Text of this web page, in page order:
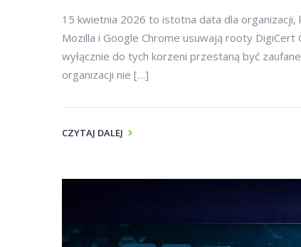
15 kwietnia 2026 to istotna data dla
Mozilla i Google Chrome usuwają rooty DigiCert
wyłącznie do tych korzeni przestaną być
organizacji nie […]
CZYTAJ DALEJ